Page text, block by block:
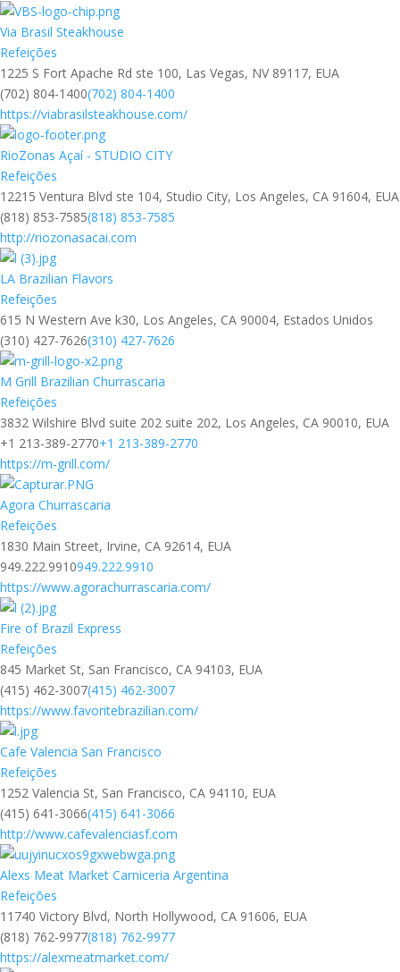
Via Brasil Steakhouse
Refeições
1225 S Fort Apache Rd ste 100, Las Vegas, NV 89117, EUA
(702) 804-1400(702) 804-1400
https://viabrasilsteakhouse.com/
RioZonas Açaí - STUDIO CITY
Refeições
12215 Ventura Blvd ste 104, Studio City, Los Angeles, CA 91604, EUA
(818) 853-7585(818) 853-7585
http://riozonasacai.com
LA Brazilian Flavors
Refeições
615 N Western Ave k30, Los Angeles, CA 90004, Estados Unidos
(310) 427-7626(310) 427-7626
M Grill Brazilian Churrascaria
Refeições
3832 Wilshire Blvd suite 202 suite 202, Los Angeles, CA 90010, EUA
+1 213-389-2770+1 213-389-2770
https://m-grill.com/
Agora Churrascaria
Refeições
1830 Main Street, Irvine, CA 92614, EUA
949.222.9910949.222.9910
https://www.agorachurrascaria.com/
Fire of Brazil Express
Refeições
845 Market St, San Francisco, CA 94103, EUA
(415) 462-3007(415) 462-3007
https://www.favoritebrazilian.com/
Cafe Valencia San Francisco
Refeições
1252 Valencia St, San Francisco, CA 94110, EUA
(415) 641-3066(415) 641-3066
http://www.cafevalenciasf.com
Alexs Meat Market Carniceria Argentina
Refeições
11740 Victory Blvd, North Hollywood, CA 91606, EUA
(818) 762-9977(818) 762-9977
https://alexmeatmarket.com/